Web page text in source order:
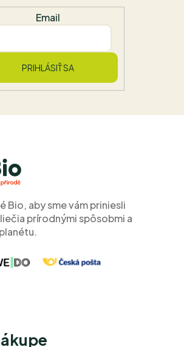
Email
PRIHLÁSIŤ SA
Bio, aby sme vám priniesli
prírodnými spôsobmi a